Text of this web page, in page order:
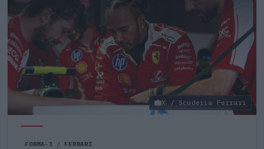
X / Scuderia Ferrari
FORMA-1 / FERRARI